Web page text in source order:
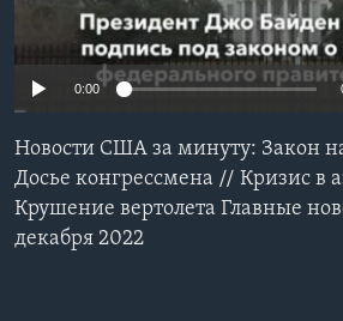
Learning English
СОЦИАЛЬНЫЕ СЕТИ
Языки
0:00
Новости США за минуту: Закон
Досье конгрессмена // Кризис в
Крушение вертолета Главные
декабря 2022